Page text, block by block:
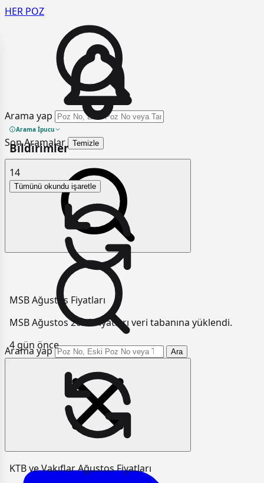
HER POZ
Arama yap
Arama İpucu
Son Aramalar Temizle
Arama yap Ara
Bildirimler
14
Tümünü okundu işaretle
MSB Ağustos Fiyatları
MSB Ağustos 2026 Fiyatları veri tabanına yüklendi.
4 gün önce
KTB ve Vakıflar Ağustos Fiyatları